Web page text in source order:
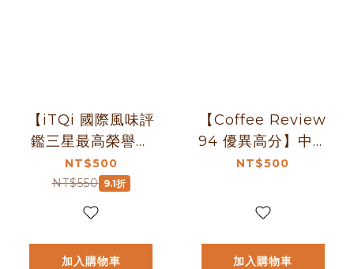
【iTQi 國際風味評
鑑三星最高榮譽】
中焙｜味蕾的旅行
配方咖啡豆 一磅
(454g±2% )｜暖窩
NT$500
NT$550 9.1折
加入購物車
【Coffee Review
94 優異高分】中焙
｜女神的果實 配方
(454g±2% ) ｜暖
NT$500
加入購物車